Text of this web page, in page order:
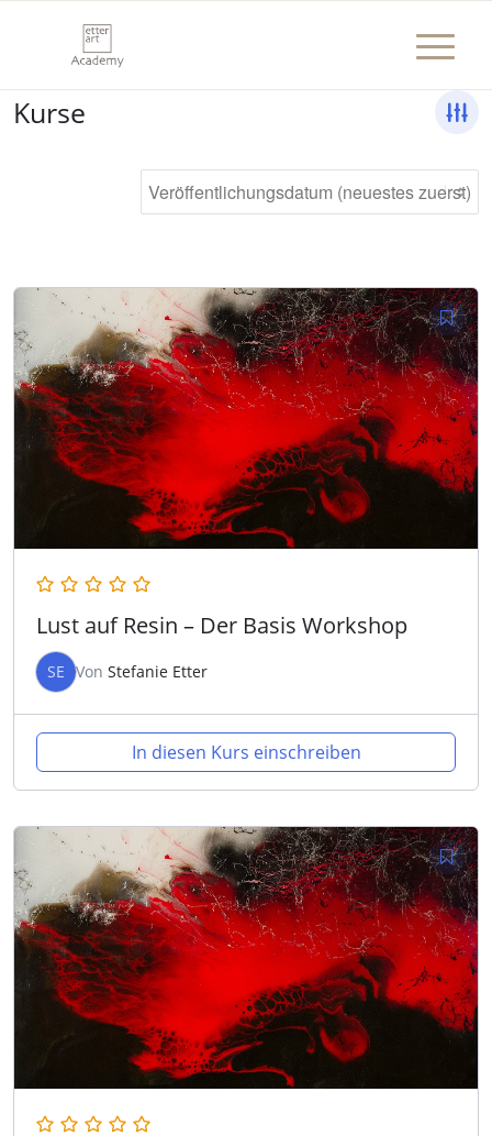
Kurse
Lust auf Resin – Der Basis Workshop
SE Von Stefanie Etter
In diesen Kurs einschreiben